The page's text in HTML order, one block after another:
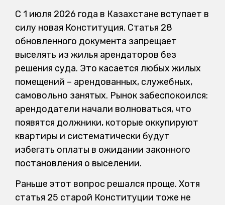
С 1 июля 2026 года в Казахстане вступает в
силу новая Конституция. Статья 28
обновленного документа запрещает
выселять из жилья арендаторов без
решения суда. Это касается любых жилых
помещений – арендованных, служебных,
самовольно занятых. Рынок забеспокоился:
арендодатели начали волноваться, что
появятся должники, которые оккупируют
квартиры и систематически будут
избегать оплаты в ожидании законного
постановления о выселении.
Раньше этот вопрос решался проще. Хотя
статья 25 старой Конституции тоже не